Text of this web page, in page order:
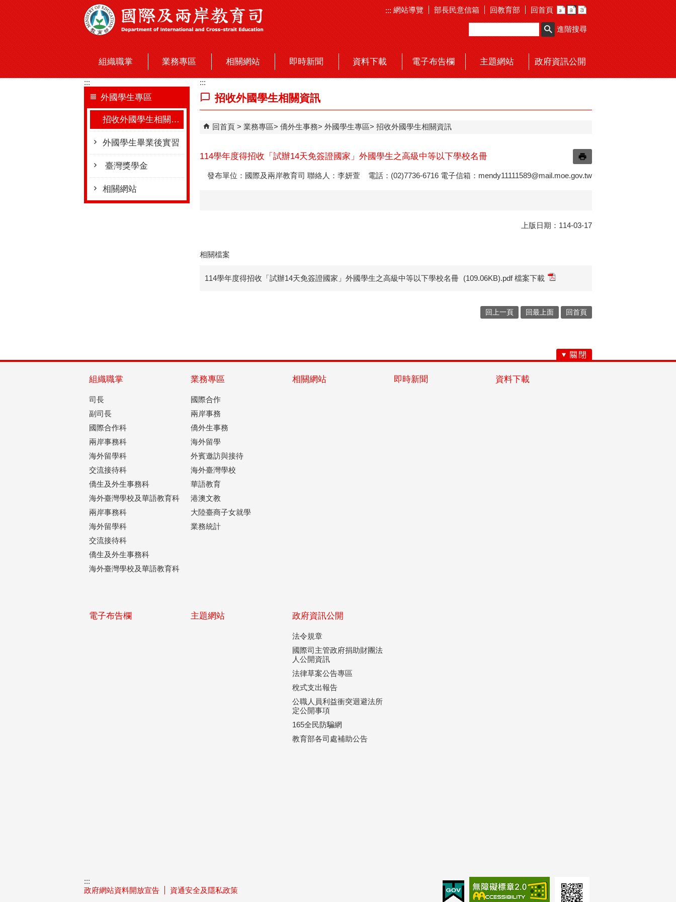
跳到主要內容區塊 :::網站導覽 部長民意信箱 回教育部 回首頁
進階搜尋
組織職掌 業務專區 相關網站 即時新聞 資料下載 電子布告欄 主題網站 政府資訊公開
:::
外國學生專區
招收外國學生相關資訊
外國學生畢業後實習
臺灣獎學金
相關網站
:::
招收外國學生相關資訊
回首頁 業務專區 僑外生事務 外國學生專區 招收外國學生相關資訊
114學年度得招收「試辦14天免簽證國家」外國學生之高級中等以下學校名冊
發布單位：國際及兩岸教育司 聯絡人：李妍萱 電話：(02)7736-6716 電子信箱： mendy11111589@mail.moe.gov.tw
上版日期：114-03-17
相關檔案
114學年度得招收「試辦14天免簽證國家」外國學生之高級中等以下學校名冊 (109.06KB).pdf 檔案下載
回上一頁 回最上面 回首頁
組織職掌
司長
副司長
國際合作科
兩岸事務科
海外留學科
交流接待科
僑生及外生事務科
海外臺灣學校及華語教育科
兩岸事務科
海外留學科
交流接待科
僑生及外生事務科
海外臺灣學校及華語教育科
業務專區
國際合作
兩岸事務
僑外生事務
海外留學
外賓邀訪與接待
海外臺灣學校
華語教育
港澳文教
大陸臺商子女就學
業務統計
相關網站 即時新聞 資料下載
電子布告欄 主題網站 政府資訊公開
法令規章
國際司主管政府捐助財團法
人公開資訊
法律草案公告專區
稅式支出報告
公職人員利益衝突迴避法所
定公開事項
165全民防騙網
教育部各司處補助公告
:::
政府網站資料開放宣告
資通安全及隱私政策